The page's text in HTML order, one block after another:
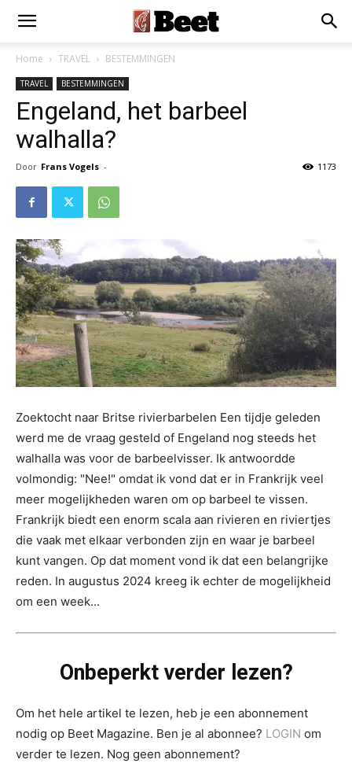
Home TRAVEL BESTEMMINGEN
TRAVEL BESTEMMINGEN
Engeland, het barbeel
walhalla?
Door Frans Vogels - 1173
Zoektocht naar Britse rivierbarbelen Een tijdje geleden
werd me de vraag gesteld of Engeland nog steeds het
walhalla was voor de barbeelvisser. Ik antwoordde
volmondig: "Nee!" omdat ik vond dat er in Frankrijk veel
meer mogelijkheden waren om op barbeel te vissen.
Frankrijk biedt een enorm scala aan rivieren en riviertjes
die vaak met elkaar verbonden zijn en waar je barbeel
kunt vangen. Op dat moment vond ik dat een belangrijke
reden. In augustus 2024 kreeg ik echter de mogelijkheid
om een week...
Onbeperkt verder lezen?
Om het hele artikel te lezen, heb je een abonnement
nodig op Beet Magazine. Ben je al abonnee? LOGIN om
verder te lezen. Nog geen abonnement?